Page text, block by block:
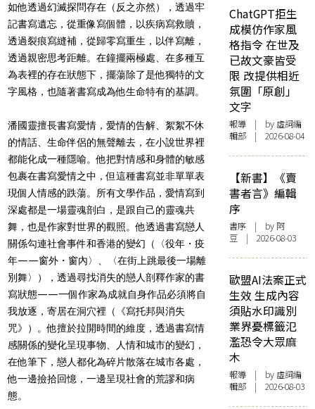
如他透過幻滅探問存在（反之亦然），透過牢
記書寫遺忘，從重像寫個體，以疾病寫救贖，
透過裂痕寫縫補，從歸零寫重生，以伴寫離，
透過親密思考距離。在鐘擺兩極處、在多種互
為表裡的存在狀態下，擺蕩除了是他獨特的文
字風格，也隨著書寫成為他生命特有的基調。
潘國靈擅長書寫愛情，愛情的告解、絮絮不休
的情話、生命伴侶的無聲離去，在小說世界裡
都能化成一種隱喻。他把對情感和身體的敏感
包裹在書寫愛情之中，但這種書寫並非單單表
現個人情感的跌蕩。所有文學作品，愛情寫到
深處都是一場靈魂剖白，是跟自己的靈魂共
舞，也是作家對世界的觀照。他透過書寫戀人
關係勾連社會事件和香港的變幻（〈役年・疫
年——窗外・窗內〉、〈在街上跳最後一場離
別舞〉），透過尋找消失的戀人剖釋作家的書
寫狀態——一個作家為成就自身作品必須將自
我放逐，寄居在洞穴裡（《寫托邦與消失
咒》）。他擅於拉開時間的維度，透過書寫情
感關係的變化呈現事物、人情和城市的變幻，
在他筆下，戀人都化為碎片散落在城市各處，
他一邊撿拾回憶，一邊呈現社會的荒謬和病
態。
ChatGPT拒生
成模仿作家風
格指令 在世及
已故文豪皆受
限 改提供相近
氛圍「原創」
文字
報導 | by 虛詞編
輯部 | 2026-08-04
【新書】《賣
書者言》編輯
序
書序 | by 阿
豆 | 2026-08-03
歐盟AI法案正式
生效 生成內容
須貼水印識別
業界憂標籤氾
濫恐令大眾麻
木
報導 | by 虛詞編
輯部 | 2026-08-03